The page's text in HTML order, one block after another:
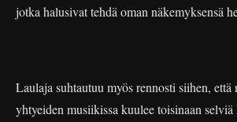
jotka halusivat tehdä oman näkemyksensä
Laulaja suhtautuu myös rennosti siihen, että
yhtyeiden musiikissa kuulee toisinaan selviä